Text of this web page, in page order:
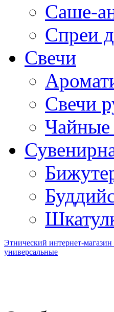
Саше-
Спреи
Свечи
Свечи
Чайные
Этнический интернет-магазин
универсальные